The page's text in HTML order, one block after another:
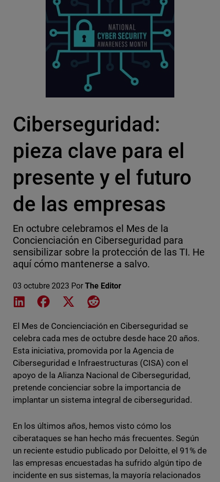
Ciberseguridad:
pieza clave para el
presente y el futuro
de las empresas
En octubre celebramos el Mes de la
Concienciación en Ciberseguridad para
sensibilizar sobre la protección de las TI. He
aquí cómo mantenerse a salvo.
03 octubre 2023 Por The Editor
Share on LinkedIn
Share on Facebook
Share on XShare on Reddit
El Mes de Concienciación en Ciberseguridad se
celebra cada mes de octubre desde hace 20 años.
Esta iniciativa, promovida por la Agencia de
Ciberseguridad e Infraestructuras (CISA) con el
apoyo de la Alianza Nacional de Ciberseguridad,
pretende concienciar sobre la importancia de
implantar un sistema integral de ciberseguridad.
En los últimos años, hemos visto cómo los
ciberataques se han hecho más frecuentes. Según
un reciente estudio publicado por Deloitte, el 91% de
las empresas encuestadas ha sufrido algún tipo de
incidente en sus sistemas, la mayoría relacionados